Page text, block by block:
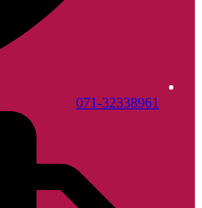
071-32338961